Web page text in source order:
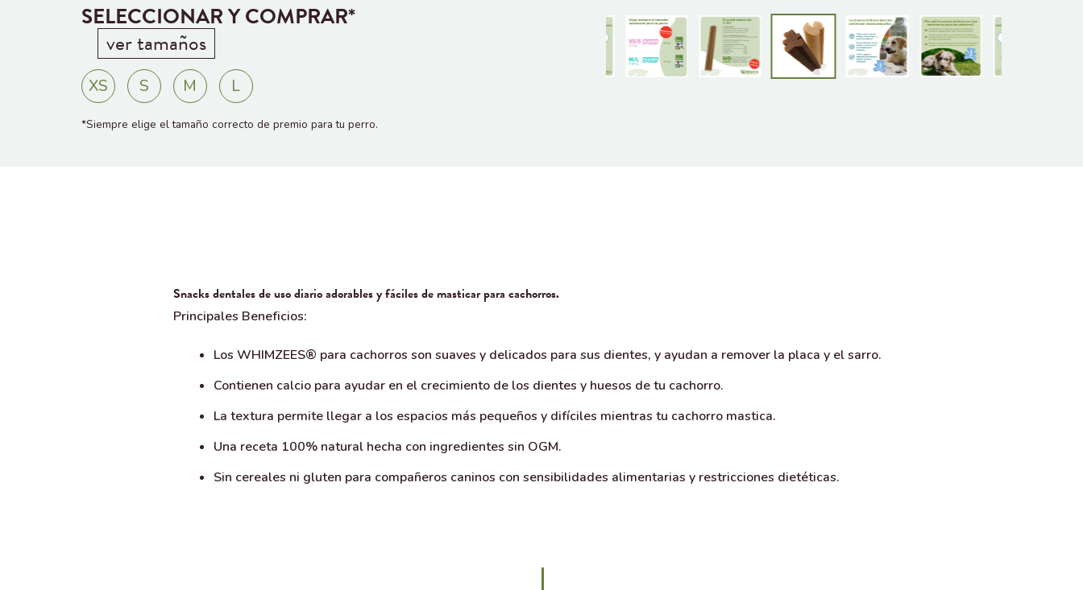
SELECCIONAR Y COMPRAR*
ver tamaños
XS S M L
*Siempre elige el tamaño correcto de premio para tu perro.
Snacks dentales de uso diario adorables y fáciles de masticar para cachorros.
Principales Beneficios:
Los WHIMZEES® para cachorros son suaves y delicados para sus dientes, y ayudan a remover la placa y el sarro.
Contienen calcio para ayudar en el crecimiento de los dientes y huesos de tu cachorro.
La textura permite llegar a los espacios más pequeños y difíciles mientras tu cachorro mastica.
Una receta 100% natural hecha con ingredientes sin OGM.
Sin cereales ni gluten para compañeros caninos con sensibilidades alimentarias y restricciones dietéticas.